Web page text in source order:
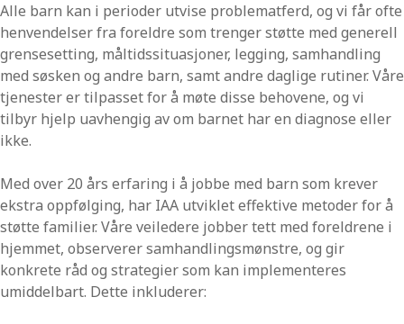
Alle barn kan i perioder utvise problematferd, og vi får ofte
henvendelser fra foreldre som trenger støtte med generell
grensesetting, måltidssituasjoner, legging, samhandling
med søsken og andre barn, samt andre daglige rutiner. Våre
tjenester er tilpasset for å møte disse behovene, og vi
tilbyr hjelp uavhengig av om barnet har en diagnose eller
ikke.
Med over 20 års erfaring i å jobbe med barn som krever
ekstra oppfølging, har IAA utviklet effektive metoder for å
støtte familier. Våre veiledere jobber tett med foreldrene i
hjemmet, observerer samhandlingsmønstre, og gir
konkrete råd og strategier som kan implementeres
umiddelbart. Dette inkluderer: